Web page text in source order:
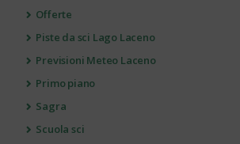
Offerte
Piste da sci Lago Laceno
Previsioni Meteo Laceno
Primo piano
Sagra
Scuola sci